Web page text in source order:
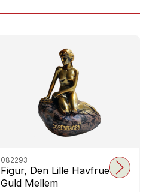
082293
Figur, Den Lille Havfrue
Guld Mellem